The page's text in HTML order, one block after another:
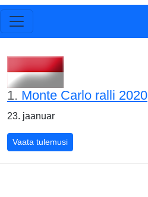
1. Monte Carlo ralli 2020
23. jaanuar
Vaata tulemusi